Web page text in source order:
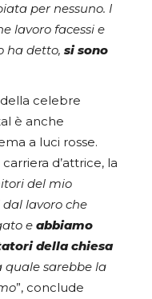
per nessuno. I
lavoro facessi e
ha detto, si sono
celebre
è anche
a luci rosse.
d’attrice, la
del mio
lavoro che
e abbiamo
della chiesa
quale sarebbe la
”, conclude